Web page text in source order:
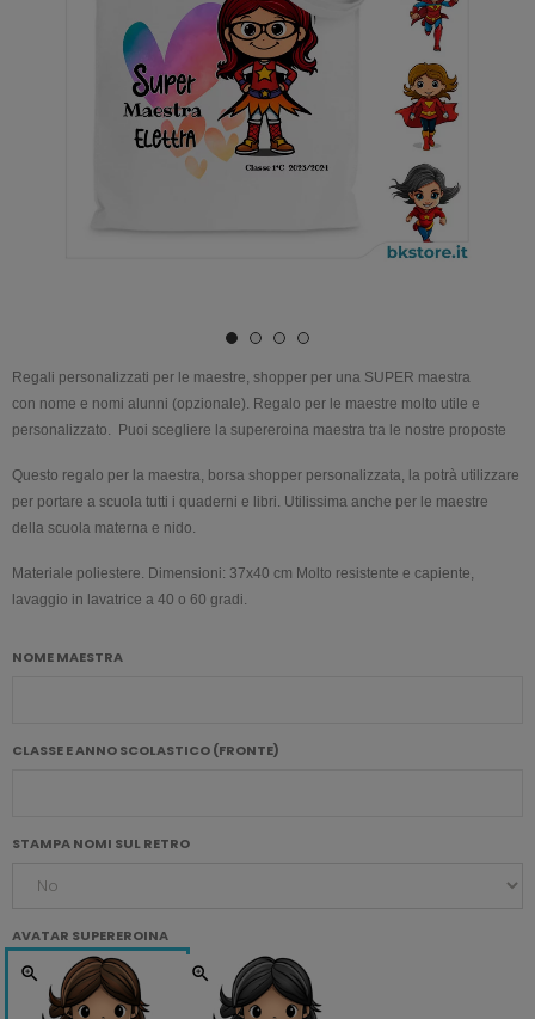
Regali personalizzati per le maestre shopper per una SUPER maestra
con nome e nomi alunni (opzionale). Regalo per le maestre molto utile e
personalizzato.
Puoi scegliere la supereroina maestra tra le nostre proposte
Questo regalo per la maestra borsa shopper personalizzata , la potrà utilizzare
per portare a scuola tutti i quaderni e libri. Utilissima anche per le maestre
della scuola materna e nido
Materiale poliestere. Dimensioni: 37x40 cm Molto resistente e capiente,
lavaggio in lavatrice a 40 o 60 gradi.
NOME MAESTRA
CLASSE E ANNO SCOLASTICO (FRONTE)
STAMPA NOMI SUL RETRO
AVATAR SUPEREROINA
zoom_in zoom_in